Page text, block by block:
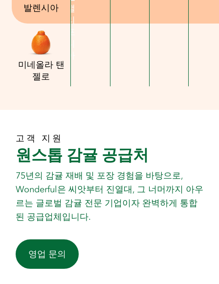
발렌시아
미네올라 탠
젤로
캘
리
고객 지원
원스톱 감귤 공급처
75년의 감귤 재배 및 포장 경험을 바탕으로,
Wonderful은 씨앗부터 진열대, 그 너머까지 아우
르는 글로벌 감귤 전문 기업이자 완벽하게 통합
된 공급업체입니다.
영업 문의